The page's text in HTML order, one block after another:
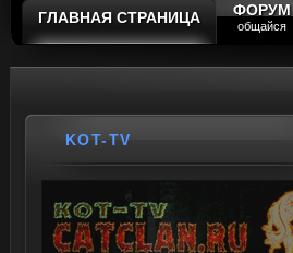
ГЛАВНАЯ СТРАНИЦА ФОРУМ
общайся
KOT-TV